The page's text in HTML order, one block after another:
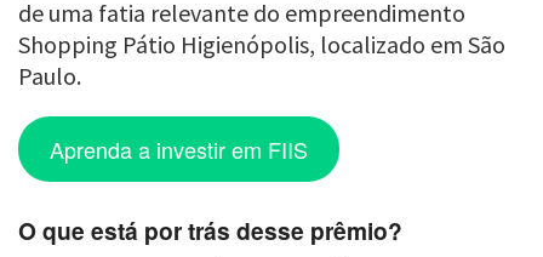
de uma fatia relevante do empreendimento
Shopping Pátio Higienópolis, localizado em São
Paulo.
Aprenda a investir em FIIS
O que está por trás desse prêmio?